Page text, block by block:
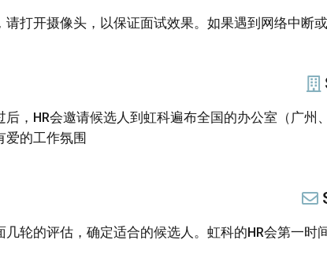
请打开摄像头，以保证面试效果。如果遇到网络中断
后，HR会邀请候选人到虹科遍布全国的办公室（广
爱的工作氛围
几轮的评估，确定适合的候选人。虹科的HR会第一